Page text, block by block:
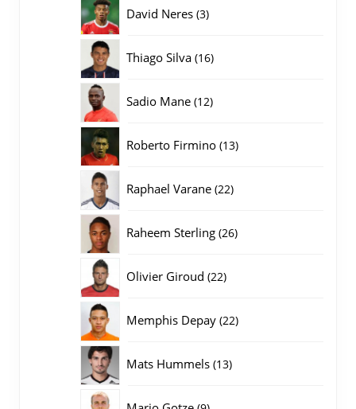
David Neres 33
Thiago Silva 1616
Sadio Mane 1212
Roberto Firmino 1313
Raphael Varane 2222
Raheem Sterling 2626
Olivier Giroud 2222
Memphis Depay 2222
Mats Hummels 1313
9